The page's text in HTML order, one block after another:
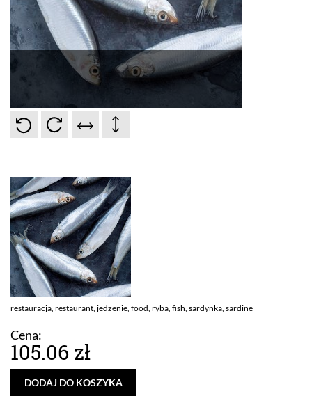
restauracja, restaurant, jedzenie, food, ryba, fish, sardynka, sardine
Cena:
105.06 zł
DODAJ DO KOSZYKA